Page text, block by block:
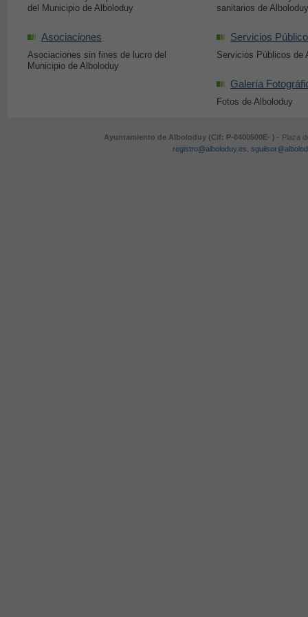
del Municipio de Alboloduy
sanitarios de Alboloduy
Asociaciones
Asociaciones sin fines de lucro del
Municipio de Alboloduy
Servicios
Servicios Públicos de
Galería
Fotos de Alboloduy
Ayuntamiento de Alboloduy (Cif: P-0400500E- ) - Plaza
registro@alboloduy.es,